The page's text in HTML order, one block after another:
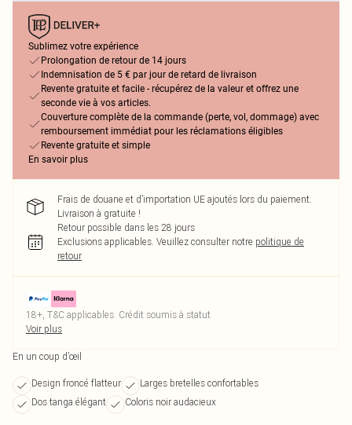
Sublimez votre expérience
Prolongation de retour de 14 jours
Indemnisation de 5 € par jour de retard de livraison
Revente gratuite et facile - récupérez de la valeur et offrez une
seconde vie à vos articles.
Couverture complète de la commande (perte, vol, dommage) avec
remboursement immédiat pour les réclamations éligibles
Revente gratuite et simple
En savoir plus
Frais de douane et d’importation UE ajoutés lors du paiement.
Livraison à gratuite !
Retour possible dans les 28 jours
Exclusions applicables. Veuillez consulter notre politique de
retour
18+, T&C applicables. Crédit soumis à statut
Voir plus
En un coup d’œil
Design froncé flatteur
Larges bretelles confortables
Dos tanga élégant
Coloris noir audacieux